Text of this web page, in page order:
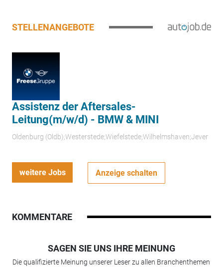
STELLENANGEBOTE
Assistenz der Aftersales-
Leitung(m/w/d) - BMW & MINI
Oldenburg (Oldb);Westerstede;Wiefelstede;Wilhelmshaven;Jever
weitere Jobs Anzeige schalten
KOMMENTARE
SAGEN SIE UNS IHRE MEINUNG
Die qualifizierte Meinung unserer Leser zu allen Branchenthemen